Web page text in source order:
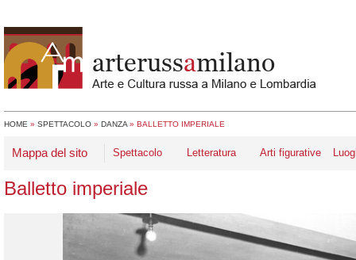
HOME » SPETTACOLO » DANZA » BALLETTO IMPERIALE
Mappa del sito Spettacolo Letteratura Arti figurative
Balletto imperiale